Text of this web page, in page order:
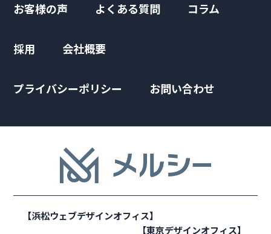
お客様の声 よくある質問 コラム
採用 会社概要
プライバシーポリシー お問い合わせ
【浜松ウェブデザインオフィス】
【東京デザインオフィス】